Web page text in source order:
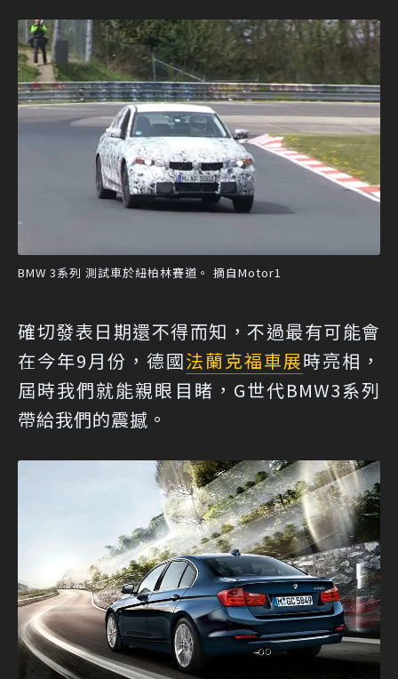
BMW 3系列 測試車於紐柏林賽道。 摘自Motor1
確切發表日期還不得而知，不過最有可能會
在今年9月份，德國法蘭克福車展時亮相，
屆時我們就能親眼目睹，G世代BMW3系列
帶給我們的震撼。